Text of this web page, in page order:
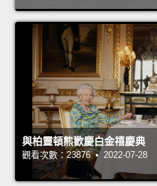
與柏靈頓熊歡慶白金禧慶典
觀看次數：23876 • 2022-07-28